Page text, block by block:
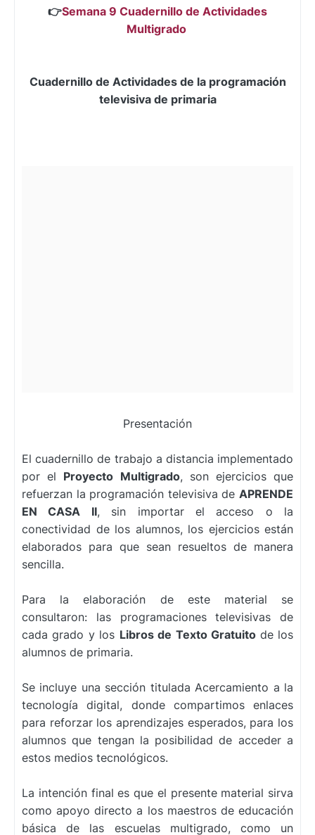
👉Semana 9 Cuadernillo de Actividades
Multigrado
Cuadernillo de Actividades de la programación
televisiva de primaria
Presentación
El cuadernillo de trabajo a distancia implementado
por el Proyecto Multigrado, son ejercicios que
refuerzan la programación televisiva de APRENDE
EN CASA II, sin importar el acceso o la
conectividad de los alumnos, los ejercicios están
elaborados para que sean resueltos de manera
sencilla.
Para la elaboración de este material se
consultaron: las programaciones televisivas de
cada grado y los Libros de Texto Gratuito de los
alumnos de primaria.
Se incluye una sección titulada Acercamiento a la
tecnología digital, donde compartimos enlaces
para reforzar los aprendizajes esperados, para los
alumnos que tengan la posibilidad de acceder a
estos medios tecnológicos.
La intención final es que el presente material sirva
como apoyo directo a los maestros de educación
básica de las escuelas multigrado, como un